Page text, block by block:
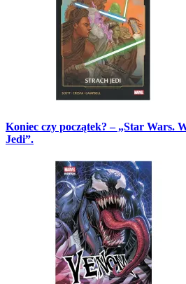
Koniec czy początek? – „Star Wars.
Jedi”.